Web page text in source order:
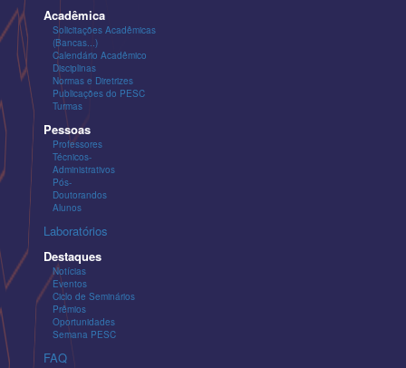
Acadêmica
Solicitações Acadêmicas
(Bancas...)
Calendário Acadêmico
Disciplinas
Normas e Diretrizes
Publicações do PESC
Turmas
Pessoas
Professores
Técnicos-
Administrativos
Pós-
Doutorandos
Alunos
Laboratórios
Destaques
Notícias
Eventos
Ciclo de Seminários
Prêmios
Oportunidades
Semana PESC
FAQ